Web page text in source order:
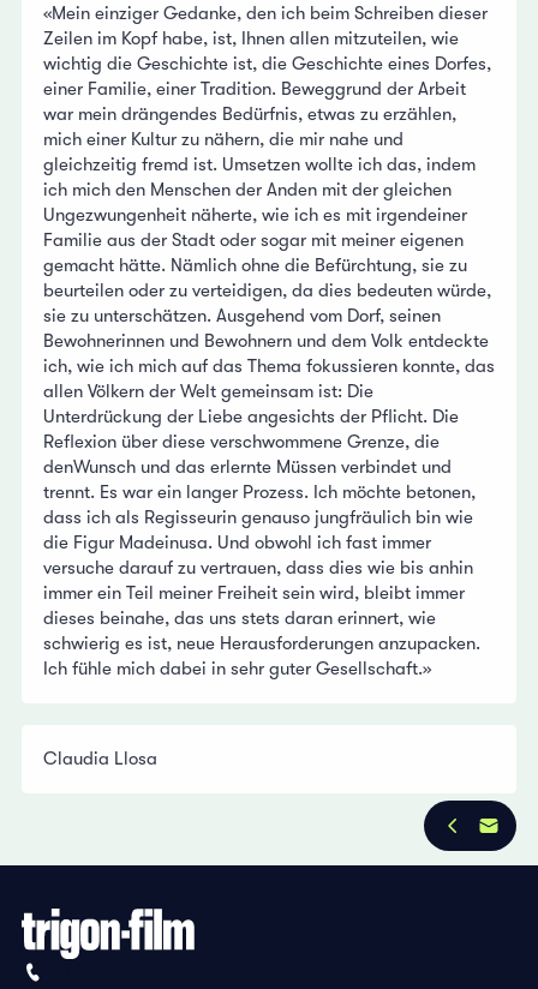
«Mein einziger Gedanke, den ich beim Schreiben dieser
Zeilen im Kopf habe, ist, Ihnen allen mitzuteilen, wie
wichtig die Geschichte ist, die Geschichte eines Dorfes,
einer Familie, einer Tradition. Beweggrund der Arbeit
war mein drängendes Bedürfnis, etwas zu erzählen,
mich einer Kultur zu nähern, die mir nahe und
gleichzeitig fremd ist. Umsetzen wollte ich das, indem
ich mich den Menschen der Anden mit der gleichen
Ungezwungenheit näherte, wie ich es mit irgendeiner
Familie aus der Stadt oder sogar mit meiner eigenen
gemacht hätte. Nämlich ohne die Befürchtung, sie zu
beurteilen oder zu verteidigen, da dies bedeuten würde,
sie zu unterschätzen. Ausgehend vom Dorf, seinen
Bewohnerinnen und Bewohnern und dem Volk entdeckte
ich, wie ich mich auf das Thema fokussieren konnte, das
allen Völkern der Welt gemeinsam ist: Die
Unterdrückung der Liebe angesichts der Pflicht. Die
Reflexion über diese verschwommene Grenze, die
denWunsch und das erlernte Müssen verbindet und
trennt. Es war ein langer Prozess. Ich möchte betonen,
dass ich als Regisseurin genauso jungfräulich bin wie
die Figur Madeinusa. Und obwohl ich fast immer
versuche darauf zu vertrauen, dass dies wie bis anhin
immer ein Teil meiner Freiheit sein wird, bleibt immer
dieses beinahe, das uns stets daran erinnert, wie
schwierig es ist, neue Herausforderungen anzupacken.
Ich fühle mich dabei in sehr guter Gesellschaft.»
Claudia Llosa